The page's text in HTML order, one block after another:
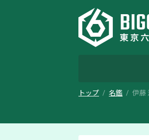
トップ 名鑑 伊藤